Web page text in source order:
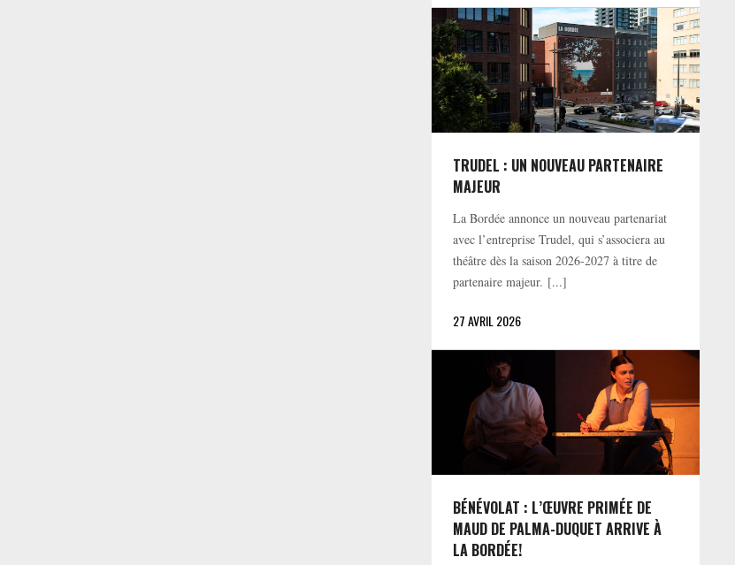
TRUDEL : UN NOUVEAU PARTENAIRE
MAJEUR
La Bordée annonce un nouveau partenariat
avec l’entreprise Trudel, qui s’associera au
théâtre dès la saison 2026-2027 à titre de
partenaire majeur. [...]
27 AVRIL 2026
BÉNÉVOLAT : L’ŒUVRE PRIMÉE DE
MAUD DE PALMA-DUQUET ARRIVE À
LA BORDÉE!